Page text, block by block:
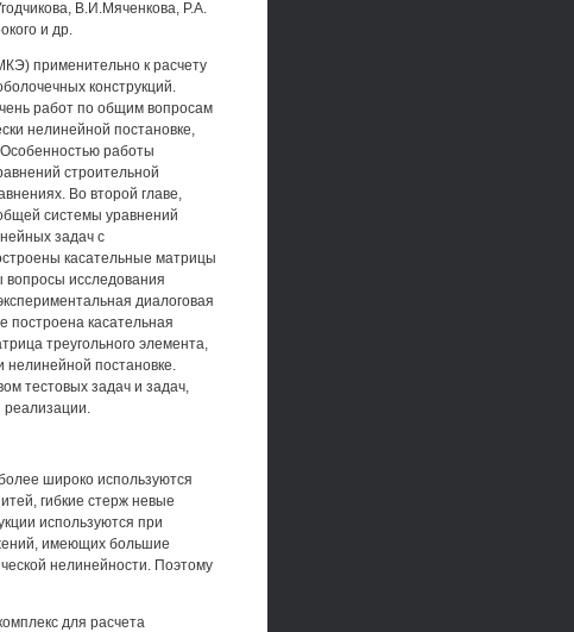
В.И.Мяченкова, Р.А.
и др.
применительно к расчету
конструкций.
работ по общим вопросам
нелинейной постановке,
работы
строительной
Во второй главе,
системы уравнений
задач с
касательные матрицы
исследования
диалоговая
построена касательная
треугольного элемента,
нелинейной постановке.
тестовых задач и задач,
реализации.
широко используются
гибкие стерж невые
используются при
имеющих большие
нелинейности. Поэтому
для расчета